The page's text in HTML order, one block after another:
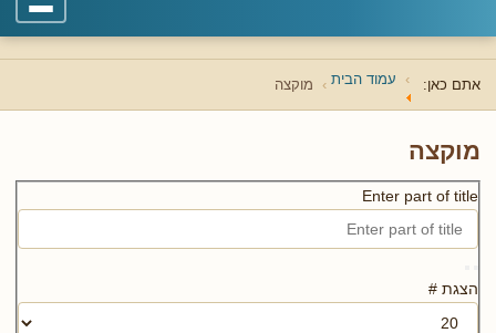
אתם כאן: עמוד הבית מוקצה
מוקצה
Enter part of title
הצגת #